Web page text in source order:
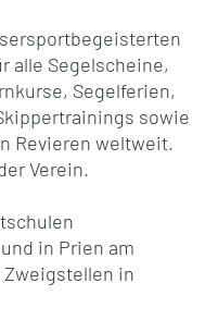
alle Segelscheine,
Segelferien,
sowie
Revieren weltweit.
Verein.
in Prien am
Zweigstellen in